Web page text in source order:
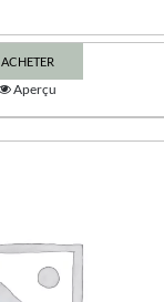
ACHETER
Ce
produit
a
plusieurs
être
choisies
sur
Aperçu